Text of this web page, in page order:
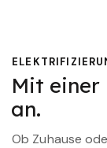
Mit
an.
Ob Zuhause